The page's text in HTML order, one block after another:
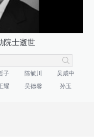
院士逝世
子 陈毓川
吴咸中
耀 吴德馨 孙玉